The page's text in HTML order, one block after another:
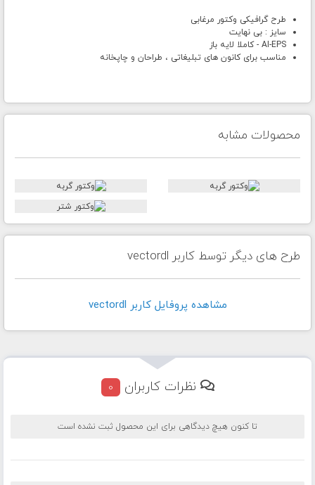
طرح گرافیکی وکتور مرغابی
سایز : بی نهایت
AI-EPS - کاملا لایه باز
مناسب برای کانون های تبلیغاتی ، طراحان و چاپخانه
محصولات مشابه
طرح های دیگر توسط کاربر vectordl
مشاهده پروفايل کاربر vectordl
نظرات کاربران 0
تا کنون هیچ دیدگاهی برای این محصول ثبت نشده است